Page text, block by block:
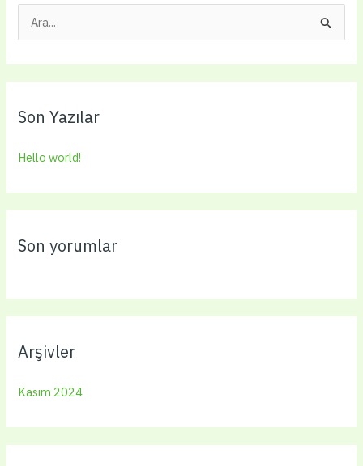
e
a
r
c
f
Son Yazılar
Hello world!
Son yorumlar
Arşivler
Kasım 2024